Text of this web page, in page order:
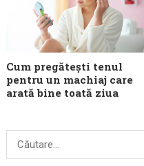
Cum pregătești tenul
pentru un machiaj care
arată bine toată ziua